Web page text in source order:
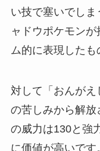
い技で塞いでし
ャドウポケモン
ム的に表現したも
対して「おんが
の苦しみから解
の威力は130と強
に価値が高いで